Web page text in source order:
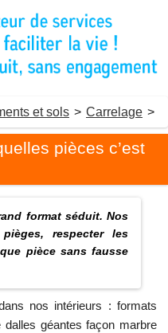
et sols > Carrelage >
pièces c’est
format séduit. Nos
respecter les
pièce sans fausse
nos intérieurs : formats
géantes façon marbre